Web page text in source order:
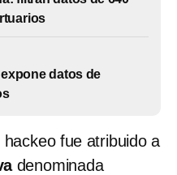
datos de
fue atribuido a
denominada